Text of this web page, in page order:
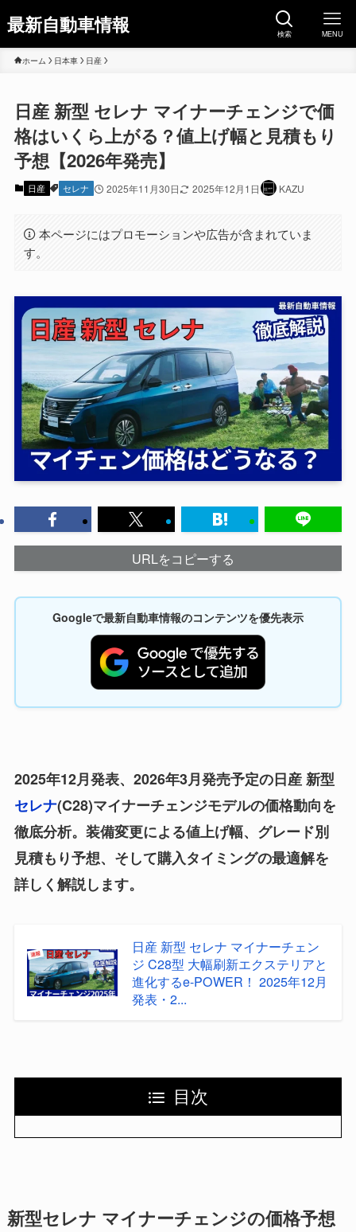
最新自動車情報 検索 MENU
ホーム 日本車 日産
日産 新型 セレナ マイナーチェンジで価
格はいくら上がる？値上げ幅と見積もり
予想【2026年発売】
日産 セレナ 2025年11月30日 2025年12月1日 KAZU
本ページにはプロモーションや広告が含まれていま
す。
URLをコピーする
Googleで最新自動車情報のコンテンツを優先表示
2025年12月発表、2026年3月発売予定の日産 新型
セレナ(C28)マイナーチェンジモデルの価格動向を
徹底分析。装備変更による値上げ幅、グレード別
見積もり予想、そして購入タイミングの最適解を
詳しく解説します。
日産 新型 セレナ マイナーチェン
ジ C28型 大幅刷新エクステリアと
進化するe-POWER！ 2025年12月
発表・2...
目次
新型セレナ マイナーチェンジの価格予想